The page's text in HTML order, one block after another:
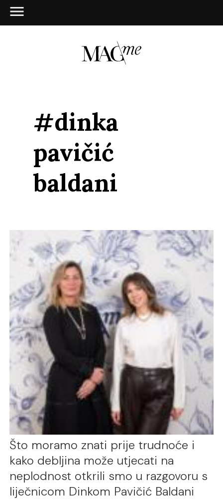
#dinka
pavičić
baldani
Što moramo znati prije trudnoće i
kako debljina može utjecati na
neplodnost otkrili smo u razgovoru s
liječnicom Dinkom Pavičić Baldani